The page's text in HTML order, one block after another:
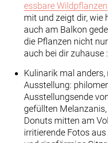
essbare Wildpflanzen
mit und zeigt dir, wie
auch am Balkon
die Pflanzen nicht
auch bei dir zuhause
Kulinarik mal
Ausstellung:
Ausstellungsende
gefüllten
Donuts mitten am
irritierende Fotos aus